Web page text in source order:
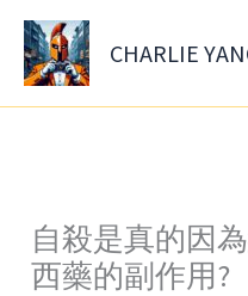
Skip
content
CHARLIE
自殺是真的因
西藥的副作用?